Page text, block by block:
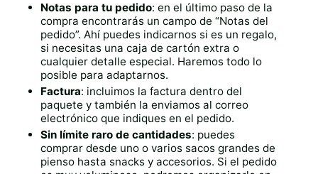
Notas para tu pedido: en el último paso de la
compra encontrarás un campo de “Notas del
pedido”. Ahí puedes indicarnos si es un regalo,
si necesitas una caja de cartón extra o
cualquier detalle especial. Haremos todo lo
posible para adaptarnos.
Factura: incluimos la factura dentro del
paquete y también la enviamos al correo
electrónico que indiques en el pedido.
Sin límite raro de cantidades: puedes
comprar desde uno o varios sacos grandes de
pienso hasta snacks y accesorios. Si el pedido